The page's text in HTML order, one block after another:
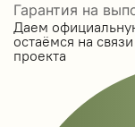
Гарантия на
Даем
остаёмся на
проекта